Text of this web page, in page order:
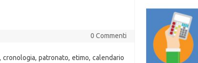
0 Commenti
cronologia, patronato, etimo, calendario